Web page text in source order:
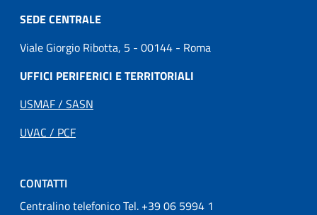
SEDE CENTRALE
Viale Giorgio Ribotta, 5 - 00144 - Roma
UFFICI PERIFERICI E TERRITORIALI
USMAF / SASN
UVAC / PCF
CONTATTI
Centralino telefonico Tel. +39 06 5994 1